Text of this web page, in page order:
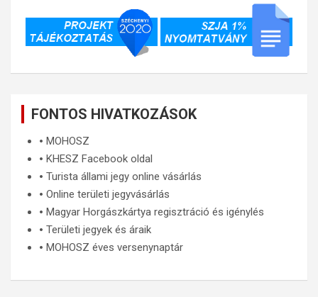
FONTOS HIVATKOZÁSOK
🞄 MOHOSZ
🞄 KHESZ Facebook oldal
🞄 Turista állami jegy online vásárlás
🞄 Online területi jegyvásárlás
🞄 Magyar Horgászkártya regisztráció és igénylés
🞄 Területi jegyek és áraik
🞄 MOHOSZ éves versenynaptár